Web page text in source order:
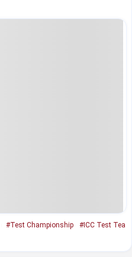
#Test Championship
#ICC Test Tea